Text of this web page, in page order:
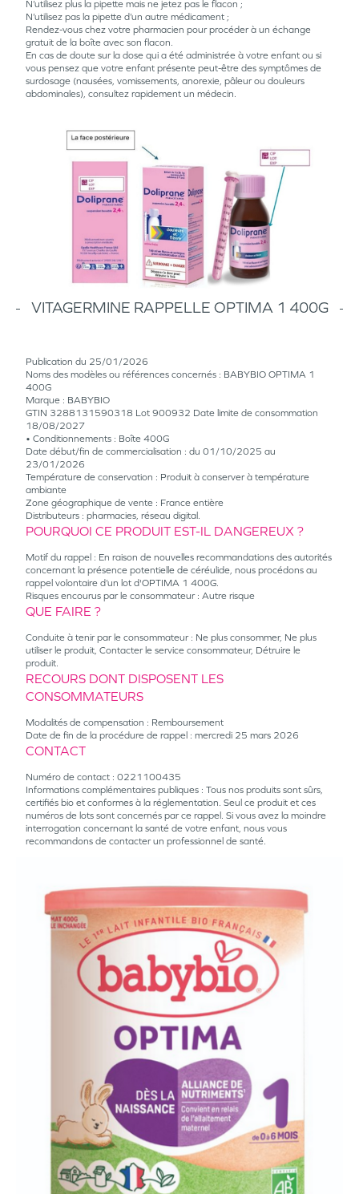
N’utilisez plus la pipette mais ne jetez pas le flacon ;
N’utilisez pas la pipette d’un autre médicament ;
Rendez-vous chez votre pharmacien pour procéder à un échange
gratuit de la boîte avec son flacon.
En cas de doute sur la dose qui a été administrée à votre enfant ou si
vous pensez que votre enfant présente peut-être des symptômes de
surdosage (nausées, vomissements, anorexie, pâleur ou douleurs
abdominales), consultez rapidement un médecin.
VITAGERMINE RAPPELLE OPTIMA 1 400G
Publication du 25/01/2026
Noms des modèles ou références concernés : BABYBIO OPTIMA 1
400G
Marque : BABYBIO
GTIN 3288131590318 Lot 900932 Date limite de consommation
18/08/2027
• Conditionnements : Boîte 400G
Date début/fin de commercialisation : du 01/10/2025 au
23/01/2026
Température de conservation : Produit à conserver à température
ambiante
Zone géographique de vente : France entière
Distributeurs : pharmacies, réseau digital.
POURQUOI CE PRODUIT EST-IL DANGEREUX ?
Motif du rappel : En raison de nouvelles recommandations des autorités
concernant la présence potentielle de céréulide, nous procédons au
rappel volontaire d’un lot d'OPTIMA 1 400G.
Risques encourus par le consommateur : Autre risque
QUE FAIRE ?
Conduite à tenir par le consommateur : Ne plus consommer, Ne plus
utiliser le produit, Contacter le service consommateur, Détruire le
produit.
RECOURS DONT DISPOSENT LES
CONSOMMATEURS
Modalités de compensation : Remboursement
Date de fin de la procédure de rappel : mercredi 25 mars 2026
CONTACT
Numéro de contact : 0221100435
Informations complémentaires publiques : Tous nos produits sont sûrs,
certifiés bio et conformes à la réglementation. Seul ce produit et ces
numéros de lots sont concernés par ce rappel. Si vous avez la moindre
interrogation concernant la santé de votre enfant, nous vous
recommandons de contacter un professionnel de santé.